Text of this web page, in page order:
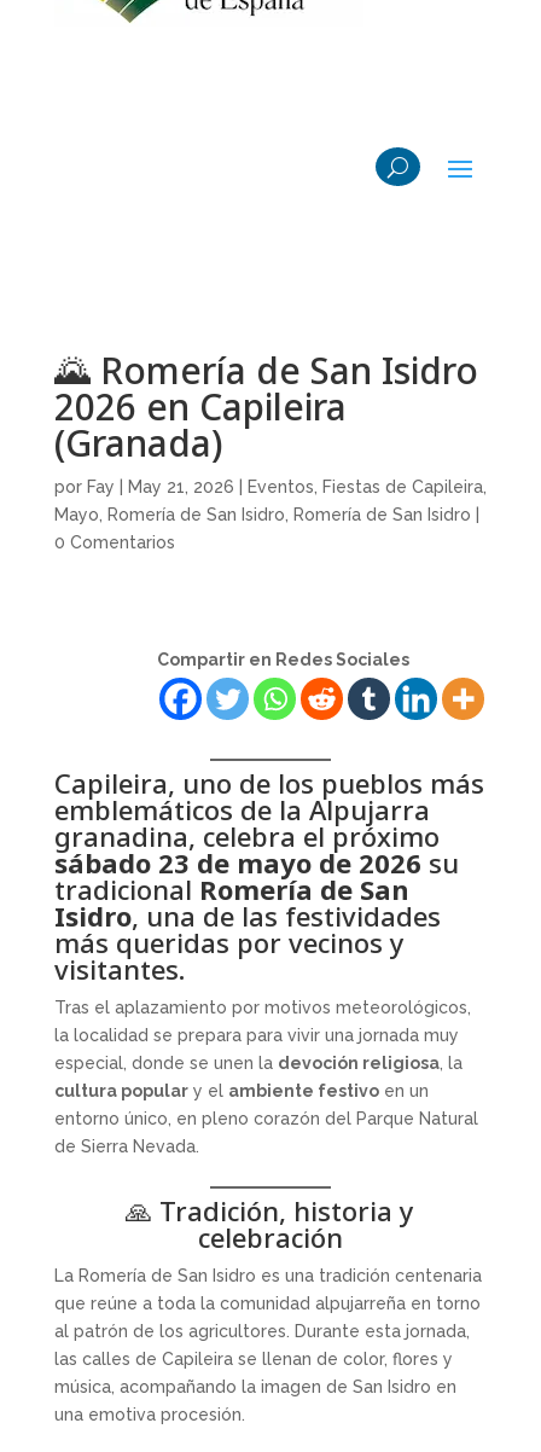
🌄 Romería de San Isidro
2026 en Capileira
(Granada)
por Fay May 21, 2026 Eventos, Fiestas de Capileira,
Mayo, Romería de San Isidro, Romería de San Isidro
0 Comentarios
Compartir en Redes Sociales
Capileira, uno de los pueblos más
emblemáticos de la Alpujarra
granadina, celebra el próximo
sábado 23 de mayo de 2026 su
tradicional Romería de San
Isidro, una de las festividades
más queridas por vecinos y
visitantes.
Tras el aplazamiento por motivos meteorológicos,
la localidad se prepara para vivir una jornada muy
especial, donde se unen la devoción religiosa, la
cultura populary el ambiente festivoen un
entorno único, en pleno corazón del Parque Natural
de Sierra Nevada.
🙏 Tradición, historia y
celebración
La Romería de San Isidro es una tradición centenaria
que reúne a toda la comunidad alpujarreña en torno
al patrón de los agricultores. Durante esta jornada,
las calles de Capileira se llenan de color, flores y
música, acompañando la imagen de San Isidro en
una emotiva procesión.